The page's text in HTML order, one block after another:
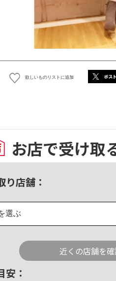
欲しいものリストに追加
お店で受け取
り店舗：
選ぶ
近くの店舗を
安：